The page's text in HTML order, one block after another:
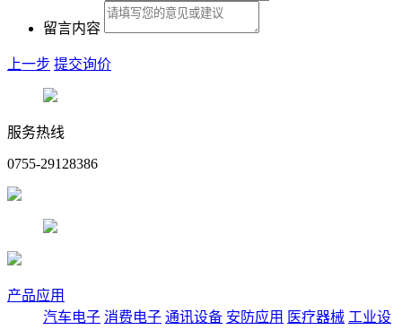
留言内容
上一步 提交询价
服务热线
0755-29128386
产品应用
汽车电子 消费电子 通讯设备 安防应用 医疗器械 工业设